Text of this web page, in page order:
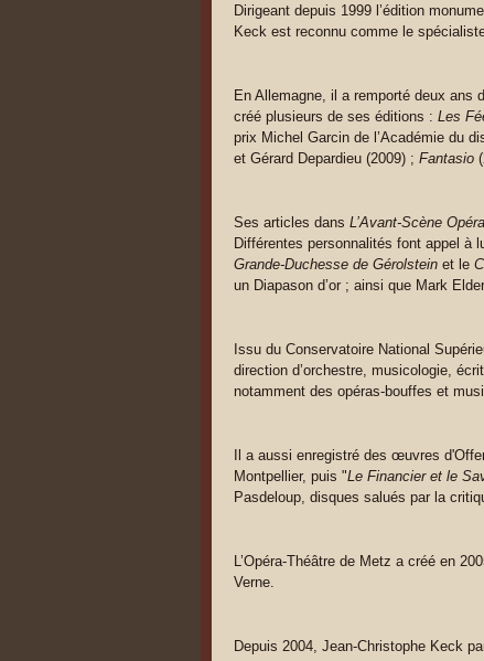
Dirigeant depuis 1999 l’édition
Keck est reconnu comme le
En Allemagne, il a remporté deux
créé plusieurs de ses éditions : Les
prix Michel Garcin de l’Académie du
et Gérard Depardieu (2009) ; Fantasio
Ses articles dans L’Avant-Scène Opéra
Différentes personnalités font appel à
Grande-Duchesse de Gérolstein et le
un Diapason d’or ; ainsi que Mark
Issu du Conservatoire National
direction d’orchestre, musicologie,
notamment des opéras-bouffes et
Il a aussi enregistré des œuvres
Montpellier, puis "Le Financier et le
Pasdeloup, disques salués par la
L’Opéra-Théâtre de Metz a créé en
Verne.
Depuis 2004, Jean-Christophe Keck